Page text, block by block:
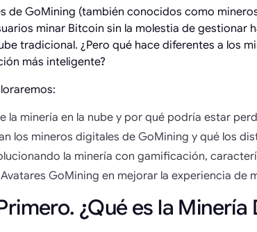
de GoMining (también conocidos como
minar Bitcoin sin la molestia de gestionar
tradicional. ¿Pero qué hace diferentes a los
más inteligente?
la minería en la nube y por qué podría estar
los mineros digitales de GoMining y qué los
la minería con gamificación,
GoMining en mejorar la experiencia de
¿Qué es la Minería